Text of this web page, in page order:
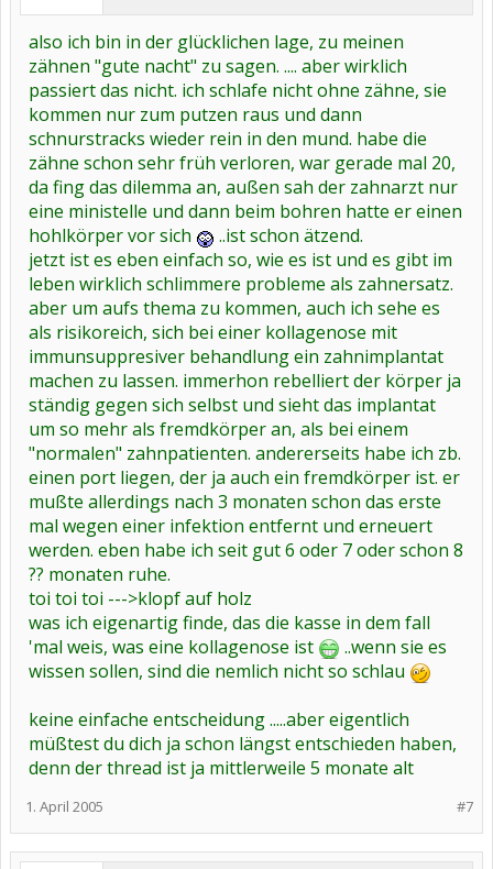
also ich bin in der glücklichen lage, zu meinen
zähnen "gute nacht" zu sagen. .... aber wirklich
passiert das nicht. ich schlafe nicht ohne zähne, sie
kommen nur zum putzen raus und dann
schnurstracks wieder rein in den mund. habe die
zähne schon sehr früh verloren, war gerade mal 20,
da fing das dilemma an, außen sah der zahnarzt nur
eine ministelle und dann beim bohren hatte er einen
hohlkörper vor sich
..ist schon ätzend.
jetzt ist es eben einfach so, wie es ist und es gibt im
leben wirklich schlimmere probleme als zahnersatz.
aber um aufs thema zu kommen, auch ich sehe es
als risikoreich, sich bei einer kollagenose mit
immunsuppresiver behandlung ein zahnimplantat
machen zu lassen. immerhon rebelliert der körper ja
ständig gegen sich selbst und sieht das implantat
um so mehr als fremdkörper an, als bei einem
"normalen" zahnpatienten. andererseits habe ich zb.
einen port liegen, der ja auch ein fremdkörper ist. er
mußte allerdings nach 3 monaten schon das erste
mal wegen einer infektion entfernt und erneuert
werden. eben habe ich seit gut 6 oder 7 oder schon 8
?? monaten ruhe.
toi toi toi --->klopf auf holz
was ich eigenartig finde, das die kasse in dem fall
'mal weis, was eine kollagenose ist
..wenn sie es
wissen sollen, sind die nemlich nicht so schlau
keine einfache entscheidung .....aber eigentlich
müßtest du dich ja schon längst entschieden haben,
denn der thread ist ja mittlerweile 5 monate alt
#7
1. April 2005